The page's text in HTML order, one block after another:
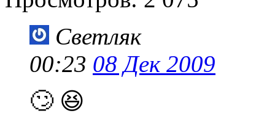
Светляк
00:23 08 Дек 2009
🙄 😆